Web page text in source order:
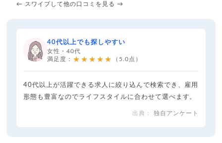
← スワイプして他の口コミを見る →
40代以上でも探しやすい
女性・40代
満足度： ★★★★★ （5.0点）
40代以上が活躍できる求人に絞り込んで検索でき、雇用
形態も豊富なのでライフスタイルに合わせて選べます。
独自アンケート